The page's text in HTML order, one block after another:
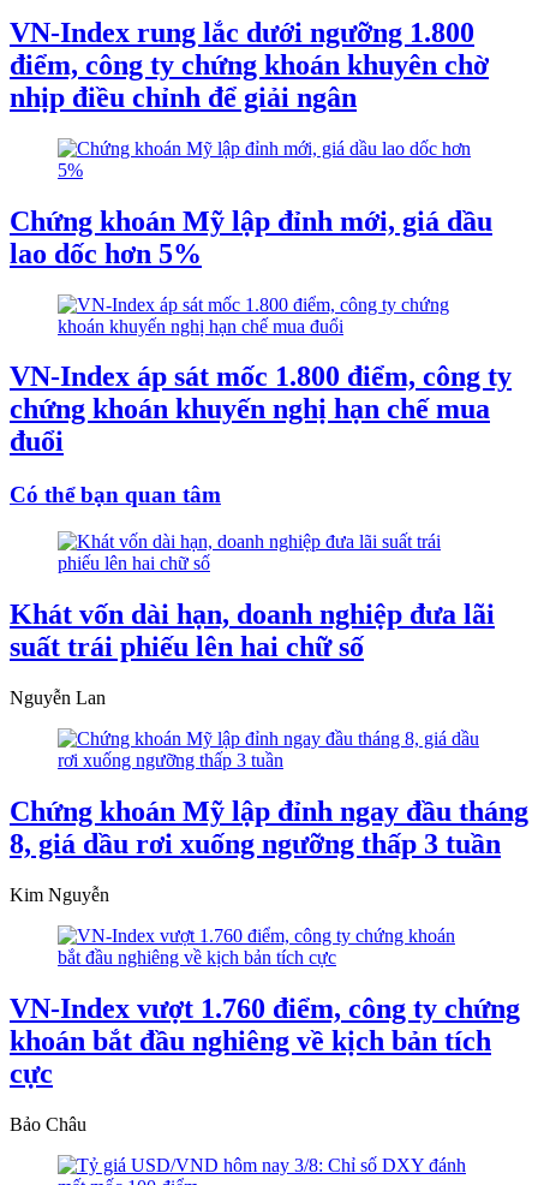
VN-Index rung lắc dưới ngưỡng 1.800
điểm, công ty chứng khoán khuyên chờ
nhịp điều chỉnh để giải ngân
Chứng khoán Mỹ lập đỉnh mới, giá dầu
lao dốc hơn 5%
VN-Index áp sát mốc 1.800 điểm, công ty
chứng khoán khuyến nghị hạn chế mua
đuổi
Có thể bạn quan tâm
Khát vốn dài hạn, doanh nghiệp đưa lãi
suất trái phiếu lên hai chữ số
Nguyễn Lan
Chứng khoán Mỹ lập đỉnh ngay đầu tháng
8, giá dầu rơi xuống ngưỡng thấp 3 tuần
Kim Nguyễn
VN-Index vượt 1.760 điểm, công ty chứng
khoán bắt đầu nghiêng về kịch bản tích
cực
Bảo Châu